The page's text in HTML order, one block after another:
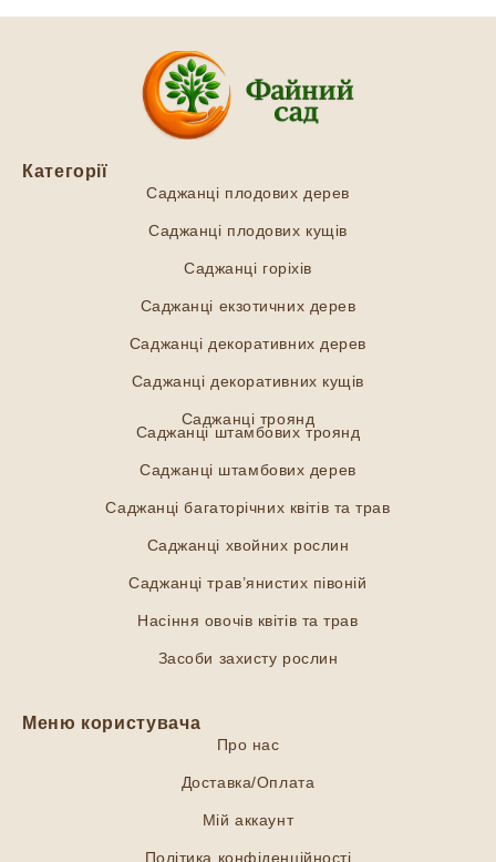
Категорії
Саджанці плодових дерев
Саджанці плодових кущів
Саджанці горіхів
Саджанці екзотичних дерев
Саджанці декоративних дерев
Саджанці декоративних кущів
Саджанці троянд
Саджанці штамбових троянд
Саджанці штамбових дерев
Саджанці багаторічних квітів та трав
Саджанці хвойних рослин
Саджанці трав’янистих півоній
Насіння овочів квітів та трав
Засоби захисту рослин
Меню користувача
Про нас
Доставка/Оплата
Мій аккаунт
Політика конфіденційності